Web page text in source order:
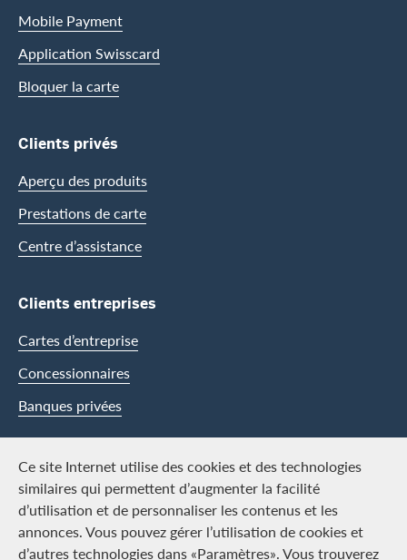
Ce site Internet utilise des cookies et des technologies
similaires qui permettent d’augmenter la facilité
d’utilisation et de personnaliser les contenus et les
annonces. Vous pouvez gérer l’utilisation de cookies et
d’autres technologies dans «Paramètres». Vous trouverez
Mobile Payment
Application Swisscard
Bloquer la carte
Clients privés
Aperçu des produits
Prestations de carte
Centre d’assistance
Clients entreprises
Cartes d’entreprise
Concessionnaires
Banques privées
Swisscard
Carrière
Offres d’emploi